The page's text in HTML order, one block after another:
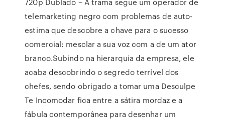
telemarketing negro com problemas de auto-
estima que descobre a chave para o sucesso
comercial: mesclar a sua voz com a de um ator
branco.Subindo na hierarquia da empresa, ele
acaba descobrindo o segredo terrível dos
chefes, sendo obrigado a tomar uma Desculpe
Te Incomodar fica entre a sátira mordaz e a
fábula contemporânea para desenhar um